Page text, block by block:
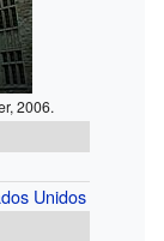
2006.
Unidos